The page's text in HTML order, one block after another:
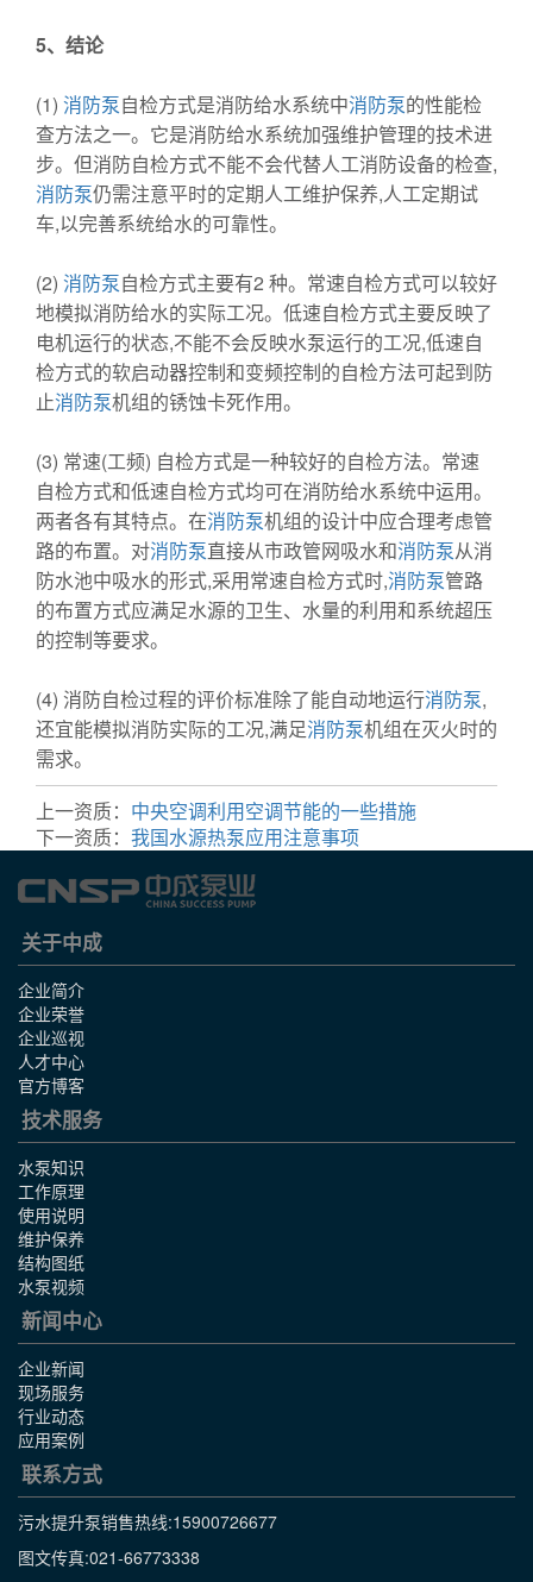
5、结论
(1) 消防泵自检方式是消防给水系统中消防泵的性能检
查方法之一。它是消防给水系统加强维护管理的技术进
步。但消防自检方式不能不会代替人工消防设备的检查,
消防泵仍需注意平时的定期人工维护保养,人工定期试
车,以完善系统给水的可靠性。
(2) 消防泵自检方式主要有2 种。常速自检方式可以较好
地模拟消防给水的实际工况。低速自检方式主要反映了
电机运行的状态,不能不会反映水泵运行的工况,低速自
检方式的软启动器控制和变频控制的自检方法可起到防
止消防泵机组的锈蚀卡死作用。
(3) 常速(工频) 自检方式是一种较好的自检方法。常速
自检方式和低速自检方式均可在消防给水系统中运用。
两者各有其特点。在消防泵机组的设计中应合理考虑管
路的布置。对消防泵直接从市政管网吸水和消防泵从消
防水池中吸水的形式,采用常速自检方式时,消防泵管路
的布置方式应满足水源的卫生、水量的利用和系统超压
的控制等要求。
(4) 消防自检过程的评价标准除了能自动地运行消防泵,
还宜能模拟消防实际的工况,满足消防泵机组在灭火时的
需求。
上一资质： 中央空调利用空调节能的一些措施
下一资质： 我国水源热泵应用注意事项
关于中成
企业简介
企业荣誉
企业巡视
人才中心
官方博客
技术服务
水泵知识
工作原理
使用说明
维护保养
结构图纸
水泵视频
新闻中心
企业新闻
现场服务
行业动态
应用案例
联系方式
污水提升泵销售热线:15900726677
图文传真:021-66773338